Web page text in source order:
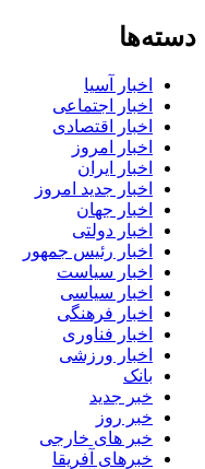
دسته‌ها
اخبار آسیا
اخبار اجتماعی
اخبار اقتصادی
اخبار امروز
اخبار ایران
اخبار جدید امروز
اخبار جهان
اخبار دولتی
اخبار رئیس جمهور
اخبار سیاست
اخبار سیاسی
اخبار فرهنگی
اخبار فناوری
اخبار ورزشی
بانک
خبر جدید
خبر روز
خبر های خارجی
خبرهای آفریقا